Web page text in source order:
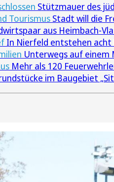
Stützmauer des
Tourismus Stadt will die
aus Heimbach-
In Nierfeld entstehen acht
Unterwegs auf einem
Mehr als 120
im Baugebiet